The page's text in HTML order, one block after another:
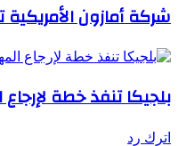
شركة أمازون
بلجيكا تنفذ خطة لإرجاع
اترك رد